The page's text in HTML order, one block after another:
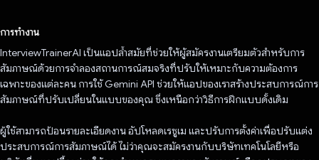
การทำงาน
InterviewTrainerAI เป็นแอปล้ำสมัยที่ช่วยให้ผู้สมัครงานเตรียมตัวสำหรับการ
สัมภาษณ์ด้วยการจำลองสถานการณ์สมจริงที่ปรับให้เหมาะกับความต้องการ
เฉพาะของแต่ละคน การใช้ Gemini API ช่วยให้แอปของเราสร้างประสบการณ์การ
สัมภาษณ์ที่ปรับเปลี่ยนในแบบของคุณ ซึ่งเหนือกว่าวิธีการฝึกแบบดั้งเดิม
ผู้ใช้สามารถป้อนรายละเอียดงาน อัปโหลดเรซูเม และปรับการตั้งค่าเพื่อปรับแต่ง
ประสบการณ์การสัมภาษณ์ได้ ไม่ว่าคุณจะสมัครงานกับบริษัทเทคโนโลยีหรือ